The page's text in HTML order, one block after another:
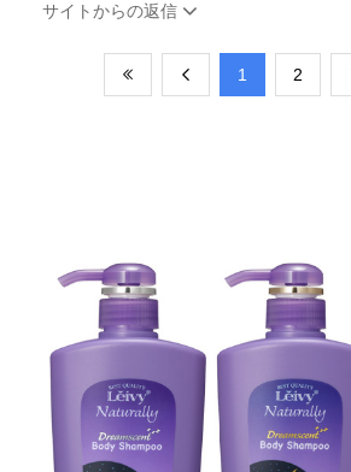
サイトからの返信
​1 ​2